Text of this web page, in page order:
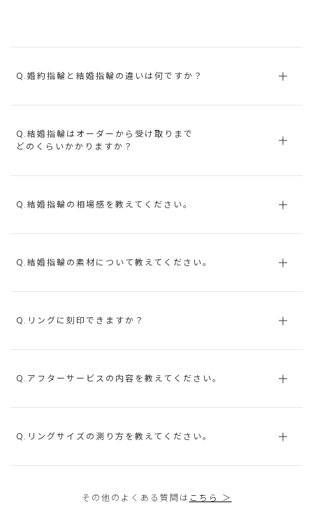
Q.婚約指輪と結婚指輪の違いは何ですか？
Q.結婚指輪はオーダーから受け取りまで
どのくらいかかりますか？
Q.結婚指輪の相場感を教えてください。
Q.結婚指輪の素材について教えてください。
Q.リングに刻印できますか？
Q.アフターサービスの内容を教えてください。
Q.リングサイズの測り方を教えてください。
その他のよくある質問は こちら ＞